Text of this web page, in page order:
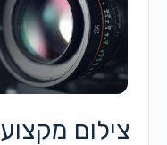
צילום מקצועי